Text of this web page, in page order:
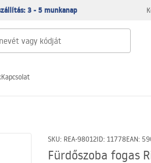
3 - 5 munkanap
Kapcsolat
SKU: REA-98012ID: 11778EAN:
Fürdőszoba fogas